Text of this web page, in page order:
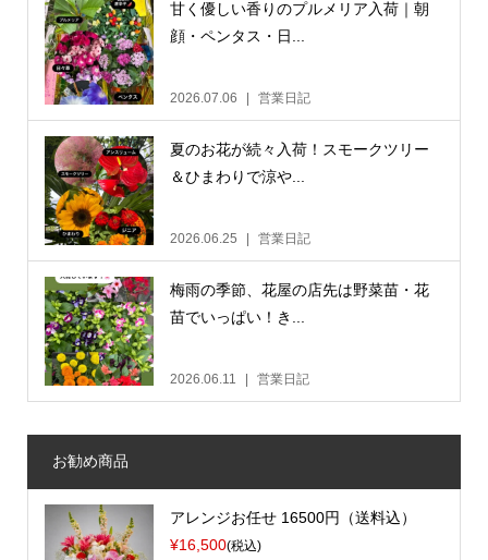
甘く優しい香りのプルメリア入荷｜朝
顔・ペンタス・日...
2026.07.06 営業日記
夏のお花が続々入荷！スモークツリー
＆ひまわりで涼や...
2026.06.25 営業日記
梅雨の季節、花屋の店先は野菜苗・花
苗でいっぱい！き...
2026.06.11 営業日記
お勧め商品
アレンジお任せ 16500円（送料込）
¥16,500(税込)